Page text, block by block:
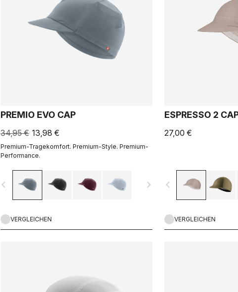
PREMIO EVO CAP
34,95 € 13,98 €
Premium-Tragekomfort. Premium-Style. Premium-
Performance.
navigate_before navigate_next
VERGLEICHEN
ESPRESSO 2
27,00 €
navigate_before
VERGLEICHEN